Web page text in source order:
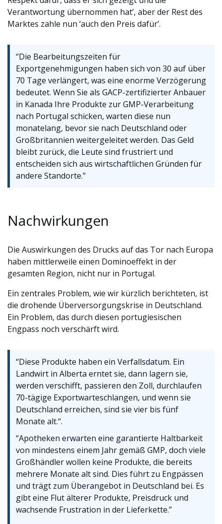
Verantwortung übernommen hat’, aber der Rest des
Marktes zahle nun ‘auch den Preis dafür’.
“Die Bearbeitungszeiten für
Exportgenehmigungen haben sich von 30 auf über
70 Tage verlängert, was eine enorme Verzögerung
bedeutet. Wenn Sie als GACP-zertifizierter Anbauer
in Kanada Ihre Produkte zur GMP-Verarbeitung
nach Portugal schicken, warten diese nun
monatelang, bevor sie nach Deutschland oder
Großbritannien weitergeleitet werden. Das Geld
bleibt zurück, die Leute sind frustriert und
entscheiden sich aus wirtschaftlichen Gründen für
andere Standorte.”
Nachwirkungen
Die Auswirkungen des Drucks auf das Tor nach Europa
haben mittlerweile einen Dominoeffekt in der
gesamten Region, nicht nur in Portugal.
Ein zentrales Problem, wie wir kürzlich berichteten, ist
die drohende Überversorgungskrise in Deutschland.
Ein Problem, das durch diesen portugiesischen
Engpass noch verschärft wird.
“Diese Produkte haben ein Verfallsdatum. Ein
Landwirt in Alberta erntet sie, dann lagern sie,
werden verschifft, passieren den Zoll, durchlaufen
70-tägige Exportwarteschlangen, und wenn sie
Deutschland erreichen, sind sie vier bis fünf
Monate alt.“.
“Apotheken erwarten eine garantierte Haltbarkeit
von mindestens einem Jahr gemäß GMP, doch viele
Großhändler wollen keine Produkte, die bereits
mehrere Monate alt sind. Dies führt zu Engpässen
und trägt zum Überangebot in Deutschland bei. Es
gibt eine Flut älterer Produkte, Preisdruck und
wachsende Frustration in der Lieferkette.”